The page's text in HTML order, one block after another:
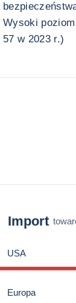
Wysoki
57 w 2023 r.)
Import
USA
Europa